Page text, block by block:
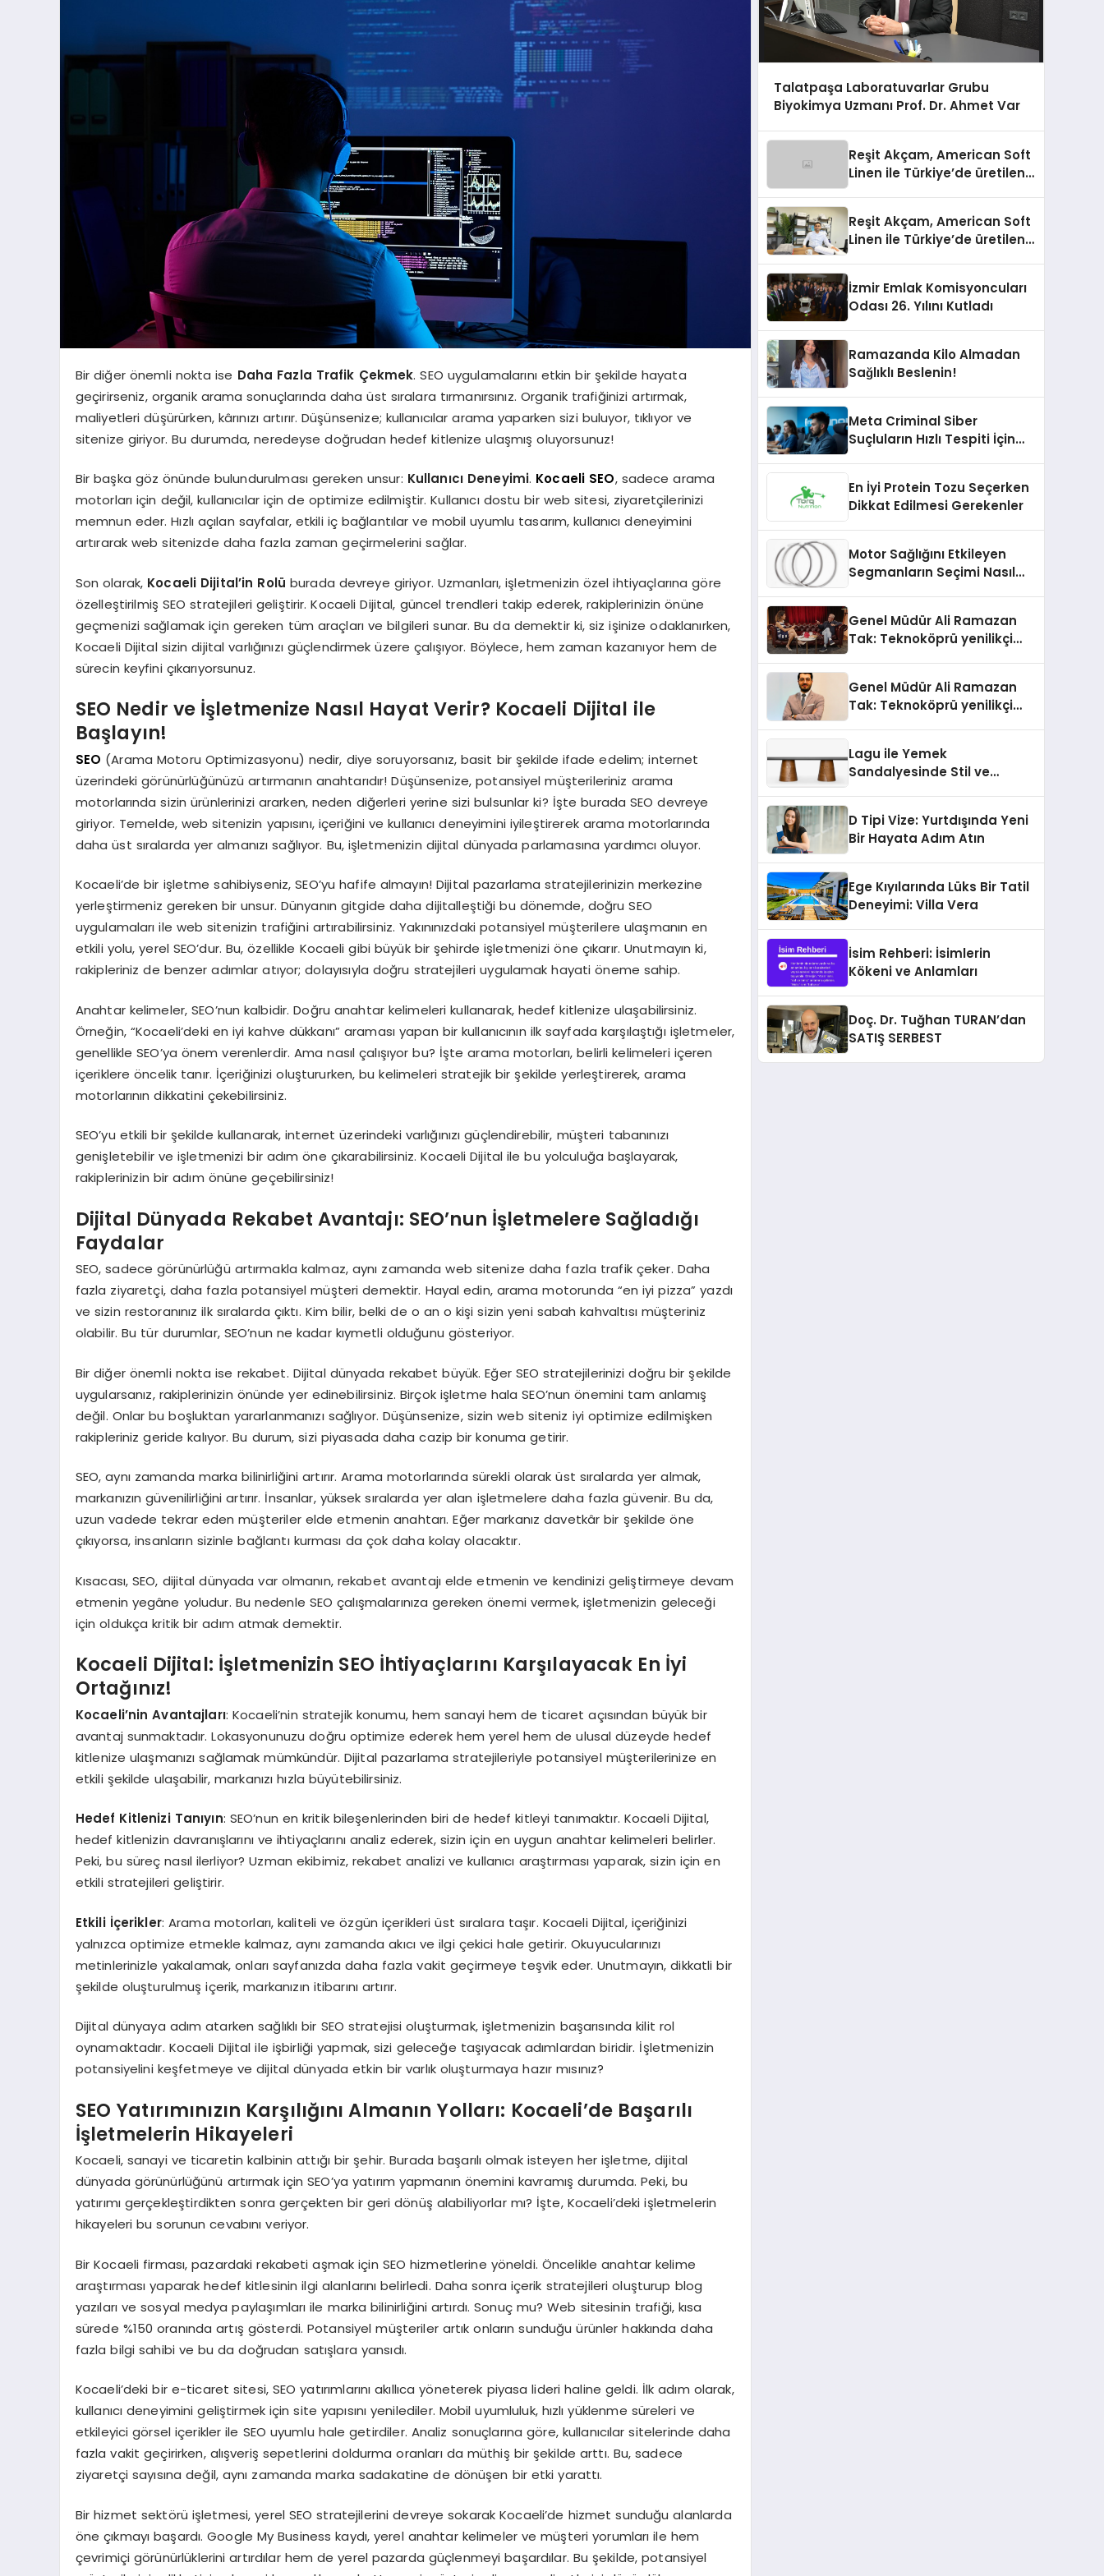
Bir diğer önemli nokta ise Daha Fazla Trafik Çekmek. SEO uygulamalarını etkin bir şekilde hayata
geçirirseniz, organik arama sonuçlarında daha üst sıralara tırmanırsınız. Organik trafiğinizi artırmak,
maliyetleri düşürürken, kârınızı artırır. Düşünsenize; kullanıcılar arama yaparken sizi buluyor, tıklıyor ve
sitenize giriyor. Bu durumda, neredeyse doğrudan hedef kitlenize ulaşmış oluyorsunuz!
Bir başka göz önünde bulundurulması gereken unsur: Kullanıcı Deneyimi. Kocaeli SEO, sadece arama
motorları için değil, kullanıcılar için de optimize edilmiştir. Kullanıcı dostu bir web sitesi, ziyaretçilerinizi
memnun eder. Hızlı açılan sayfalar, etkili iç bağlantılar ve mobil uyumlu tasarım, kullanıcı deneyimini
artırarak web sitenizde daha fazla zaman geçirmelerini sağlar.
Son olarak, Kocaeli Dijital’in Rolü burada devreye giriyor. Uzmanları, işletmenizin özel ihtiyaçlarına göre
özelleştirilmiş SEO stratejileri geliştirir. Kocaeli Dijital, güncel trendleri takip ederek, rakiplerinizin önüne
geçmenizi sağlamak için gereken tüm araçları ve bilgileri sunar. Bu da demektir ki, siz işinize odaklanırken,
Kocaeli Dijital sizin dijital varlığınızı güçlendirmek üzere çalışıyor. Böylece, hem zaman kazanıyor hem de
sürecin keyfini çıkarıyorsunuz.
SEO Nedir ve İşletmenize Nasıl Hayat Verir? Kocaeli Dijital ile
Başlayın!
SEO (Arama Motoru Optimizasyonu) nedir, diye soruyorsanız, basit bir şekilde ifade edelim; internet
üzerindeki görünürlüğünüzü artırmanın anahtarıdır! Düşünsenize, potansiyel müşterileriniz arama
motorlarında sizin ürünlerinizi ararken, neden diğerleri yerine sizi bulsunlar ki? İşte burada SEO devreye
giriyor. Temelde, web sitenizin yapısını, içeriğini ve kullanıcı deneyimini iyileştirerek arama motorlarında
daha üst sıralarda yer almanızı sağlıyor. Bu, işletmenizin dijital dünyada parlamasına yardımcı oluyor.
Kocaeli’de bir işletme sahibiyseniz, SEO’yu hafife almayın! Dijital pazarlama stratejilerinizin merkezine
yerleştirmeniz gereken bir unsur. Dünyanın gitgide daha dijitalleştiği bu dönemde, doğru SEO
uygulamaları ile web sitenizin trafiğini artırabilirsiniz. Yakınınızdaki potansiyel müşterilere ulaşmanın en
etkili yolu, yerel SEO’dur. Bu, özellikle Kocaeli gibi büyük bir şehirde işletmenizi öne çıkarır. Unutmayın ki,
rakipleriniz de benzer adımlar atıyor; dolayısıyla doğru stratejileri uygulamak hayati öneme sahip.
Anahtar kelimeler, SEO’nun kalbidir. Doğru anahtar kelimeleri kullanarak, hedef kitlenize ulaşabilirsiniz.
Örneğin, “Kocaeli’deki en iyi kahve dükkanı” araması yapan bir kullanıcının ilk sayfada karşılaştığı işletmeler,
genellikle SEO’ya önem verenlerdir. Ama nasıl çalışıyor bu? İşte arama motorları, belirli kelimeleri içeren
içeriklere öncelik tanır. İçeriğinizi oluştururken, bu kelimeleri stratejik bir şekilde yerleştirerek, arama
motorlarının dikkatini çekebilirsiniz.
SEO’yu etkili bir şekilde kullanarak, internet üzerindeki varlığınızı güçlendirebilir, müşteri tabanınızı
genişletebilir ve işletmenizi bir adım öne çıkarabilirsiniz. Kocaeli Dijital ile bu yolculuğa başlayarak,
rakiplerinizin bir adım önüne geçebilirsiniz!
Dijital Dünyada Rekabet Avantajı: SEO’nun İşletmelere Sağladığı
Faydalar
SEO, sadece görünürlüğü artırmakla kalmaz, aynı zamanda web sitenize daha fazla trafik çeker. Daha
fazla ziyaretçi, daha fazla potansiyel müşteri demektir. Hayal edin, arama motorunda “en iyi pizza” yazdı
ve sizin restoranınız ilk sıralarda çıktı. Kim bilir, belki de o an o kişi sizin yeni sabah kahvaltısı müşteriniz
olabilir. Bu tür durumlar, SEO’nun ne kadar kıymetli olduğunu gösteriyor.
Bir diğer önemli nokta ise rekabet. Dijital dünyada rekabet büyük. Eğer SEO stratejilerinizi doğru bir şekilde
uygularsanız, rakiplerinizin önünde yer edinebilirsiniz. Birçok işletme hala SEO’nun önemini tam anlamış
değil. Onlar bu boşluktan yararlanmanızı sağlıyor. Düşünsenize, sizin web siteniz iyi optimize edilmişken
rakipleriniz geride kalıyor. Bu durum, sizi piyasada daha cazip bir konuma getirir.
SEO, aynı zamanda marka bilinirliğini artırır. Arama motorlarında sürekli olarak üst sıralarda yer almak,
markanızın güvenilirliğini artırır. İnsanlar, yüksek sıralarda yer alan işletmelere daha fazla güvenir. Bu da,
uzun vadede tekrar eden müşteriler elde etmenin anahtarı. Eğer markanız davetkâr bir şekilde öne
çıkıyorsa, insanların sizinle bağlantı kurması da çok daha kolay olacaktır.
Kısacası, SEO, dijital dünyada var olmanın, rekabet avantajı elde etmenin ve kendinizi geliştirmeye devam
etmenin yegâne yoludur. Bu nedenle SEO çalışmalarınıza gereken önemi vermek, işletmenizin geleceği
için oldukça kritik bir adım atmak demektir.
Kocaeli Dijital: İşletmenizin SEO İhtiyaçlarını Karşılayacak En İyi
Ortağınız!
Kocaeli’nin Avantajları: Kocaeli’nin stratejik konumu, hem sanayi hem de ticaret açısından büyük bir
avantaj sunmaktadır. Lokasyonunuzu doğru optimize ederek hem yerel hem de ulusal düzeyde hedef
kitlenize ulaşmanızı sağlamak mümkündür. Dijital pazarlama stratejileriyle potansiyel müşterilerinize en
etkili şekilde ulaşabilir, markanızı hızla büyütebilirsiniz.
Hedef Kitlenizi Tanıyın: SEO’nun en kritik bileşenlerinden biri de hedef kitleyi tanımaktır. Kocaeli Dijital,
hedef kitlenizin davranışlarını ve ihtiyaçlarını analiz ederek, sizin için en uygun anahtar kelimeleri belirler.
Peki, bu süreç nasıl ilerliyor? Uzman ekibimiz, rekabet analizi ve kullanıcı araştırması yaparak, sizin için en
etkili stratejileri geliştirir.
Etkili İçerikler: Arama motorları, kaliteli ve özgün içerikleri üst sıralara taşır. Kocaeli Dijital, içeriğinizi
yalnızca optimize etmekle kalmaz, aynı zamanda akıcı ve ilgi çekici hale getirir. Okuyucularınızı
metinlerinizle yakalamak, onları sayfanızda daha fazla vakit geçirmeye teşvik eder. Unutmayın, dikkatli bir
şekilde oluşturulmuş içerik, markanızın itibarını artırır.
Dijital dünyaya adım atarken sağlıklı bir SEO stratejisi oluşturmak, işletmenizin başarısında kilit rol
oynamaktadır. Kocaeli Dijital ile işbirliği yapmak, sizi geleceğe taşıyacak adımlardan biridir. İşletmenizin
potansiyelini keşfetmeye ve dijital dünyada etkin bir varlık oluşturmaya hazır mısınız?
SEO Yatırımınızın Karşılığını Almanın Yolları: Kocaeli’de Başarılı
İşletmelerin Hikayeleri
Kocaeli, sanayi ve ticaretin kalbinin attığı bir şehir. Burada başarılı olmak isteyen her işletme, dijital
dünyada görünürlüğünü artırmak için SEO’ya yatırım yapmanın önemini kavramış durumda. Peki, bu
yatırımı gerçekleştirdikten sonra gerçekten bir geri dönüş alabiliyorlar mı? İşte, Kocaeli’deki işletmelerin
hikayeleri bu sorunun cevabını veriyor.
Bir Kocaeli firması, pazardaki rekabeti aşmak için SEO hizmetlerine yöneldi. Öncelikle anahtar kelime
araştırması yaparak hedef kitlesinin ilgi alanlarını belirledi. Daha sonra içerik stratejileri oluşturup blog
yazıları ve sosyal medya paylaşımları ile marka bilinirliğini artırdı. Sonuç mu? Web sitesinin trafiği, kısa
sürede %150 oranında artış gösterdi. Potansiyel müşteriler artık onların sunduğu ürünler hakkında daha
fazla bilgi sahibi ve bu da doğrudan satışlara yansıdı.
Kocaeli’deki bir e-ticaret sitesi, SEO yatırımlarını akıllıca yöneterek piyasa lideri haline geldi. İlk adım olarak,
kullanıcı deneyimini geliştirmek için site yapısını yenilediler. Mobil uyumluluk, hızlı yüklenme süreleri ve
etkileyici görsel içerikler ile SEO uyumlu hale getirdiler. Analiz sonuçlarına göre, kullanıcılar sitelerinde daha
fazla vakit geçirirken, alışveriş sepetlerini doldurma oranları da müthiş bir şekilde arttı. Bu, sadece
ziyaretçi sayısına değil, aynı zamanda marka sadakatine de dönüşen bir etki yarattı.
Bir hizmet sektörü işletmesi, yerel SEO stratejilerini devreye sokarak Kocaeli’de hizmet sunduğu alanlarda
öne çıkmayı başardı. Google My Business kaydı, yerel anahtar kelimeler ve müşteri yorumları ile hem
çevrimiçi görünürlüklerini artırdılar hem de yerel pazarda güçlenmeyi başardılar. Bu şekilde, potansiyel
Talatpaşa Laboratuvarlar Grubu
Biyokimya Uzmanı Prof. Dr. Ahmet Var
Reşit Akçam, American Soft
Linen ile Türkiye’de üretilen
buluşturuyor
Reşit Akçam, American Soft
Linen ile Türkiye’de üretilen
buluşturuyor
İzmir Emlak Komisyoncuları
Odası 26. Yılını Kutladı
Ramazanda Kilo Almadan
Sağlıklı Beslenin!
Meta Criminal Siber
Suçluların Hızlı Tespiti İçin
En İyi Protein Tozu Seçerken
Dikkat Edilmesi Gerekenler
Motor Sağlığını Etkileyen
Segmanların Seçimi Nasıl
Genel Müdür Ali Ramazan
Tak: Teknoköprü yenilikçi
Genel Müdür Ali Ramazan
Tak: Teknoköprü yenilikçi
Lagu ile Yemek
Sandalyesinde Stil ve
D Tipi Vize: Yurtdışında Yeni
Bir Hayata Adım Atın
Ege Kıyılarında Lüks Bir Tatil
Deneyimi: Villa Vera
İsim Rehberi: İsimlerin
Kökeni ve Anlamları
Doç. Dr. Tuğhan TURAN’dan
SATIŞ SERBEST